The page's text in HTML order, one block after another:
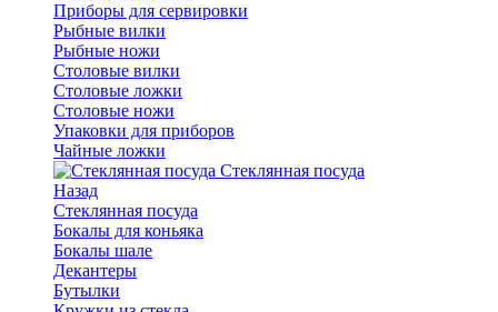
Приборы для сервировки
Рыбные вилки
Рыбные ножи
Столовые вилки
Столовые ложки
Столовые ножи
Упаковки для приборов
Чайные ложки
Стеклянная посуда
Назад
Стеклянная посуда
Бокалы для коньяка
Бокалы шале
Декантеры
Бутылки